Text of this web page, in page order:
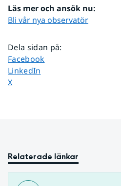
Läs mer och ansök nu:
Bli vår nya observatör
Dela sidan på:
Dela sidan på
Facebook
Dela sidan på
LinkedIn
Dela sidan på
X
Relaterade länkar